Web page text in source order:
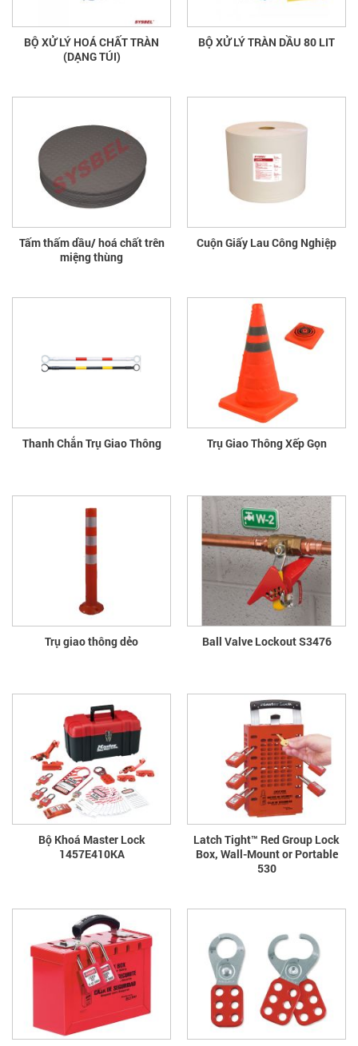
BỘ XỬ LÝ HOÁ CHẤT TRÀN
(DẠNG TÚI)
BỘ XỬ LÝ TRÀN DẦU 80 LIT
Tấm thấm dầu/ hoá chất trên
miệng thùng
Cuộn Giấy Lau Công Nghiệp
Thanh Chắn Trụ Giao Thông Trụ Giao Thông Xếp Gọn
Trụ giao thông dẻo Ball Valve Lockout S3476
Bộ Khoá Master Lock
1457E410KA
Latch Tight™ Red Group Lock
Box, Wall-Mount or Portable
530